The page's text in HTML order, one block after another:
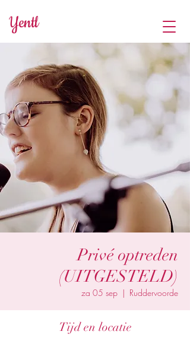
Yentl
Privé optreden
(UITGESTELD)
za 05 sep
  |
Ruddervoorde
Tijd en locatie